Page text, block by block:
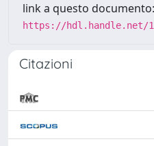
link a questo documento:
https://hdl.handle.net/
Citazioni